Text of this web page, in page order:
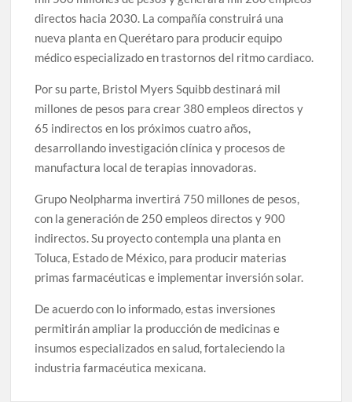
directos hacia 2030. La compañía construirá una
nueva planta en Querétaro para producir equipo
médico especializado en trastornos del ritmo cardiaco.
Por su parte, Bristol Myers Squibb destinará mil
millones de pesos para crear 380 empleos directos y
65 indirectos en los próximos cuatro años,
desarrollando investigación clínica y procesos de
manufactura local de terapias innovadoras.
Grupo Neolpharma invertirá 750 millones de pesos,
con la generación de 250 empleos directos y 900
indirectos. Su proyecto contempla una planta en
Toluca, Estado de México, para producir materias
primas farmacéuticas e implementar inversión solar.
De acuerdo con lo informado, estas inversiones
permitirán ampliar la producción de medicinas e
insumos especializados en salud, fortaleciendo la
industria farmacéutica mexicana.